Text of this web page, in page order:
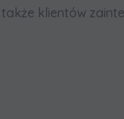
klientów